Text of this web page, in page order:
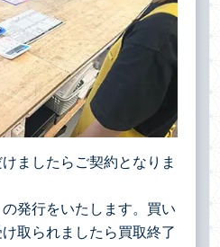
ましたらご契約となりま
の発行をいたします。買い
取られましたら買取終了